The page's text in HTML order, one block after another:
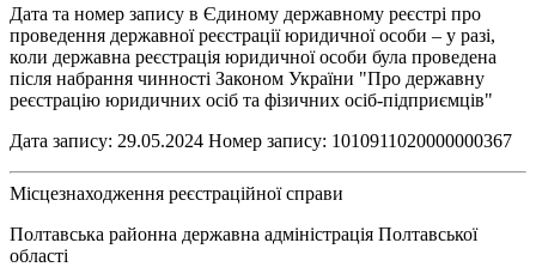
Дата та номер запису в Єдиному державному реєстрі про
проведення державної реєстрації юридичної особи – у разі,
коли державна реєстрація юридичної особи була проведена
після набрання чинності Законом України "Про державну
реєстрацію юридичних осіб та фізичних осіб-підприємців"
Дата запису: 29.05.2024 Номер запису: 1010911020000000367
Місцезнаходження реєстраційної справи
Полтавська районна державна адміністрація Полтавської
області